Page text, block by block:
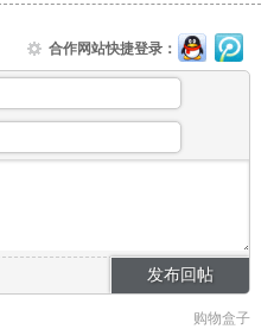
合作网站快捷登录：
购物盒子